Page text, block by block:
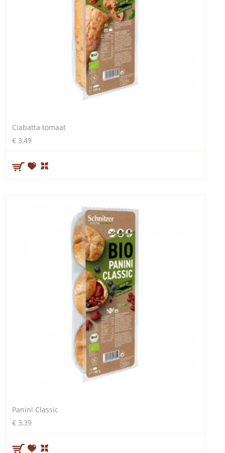
Ciabatta tomaat
€ 3,49
Panini Classic
€ 3,39